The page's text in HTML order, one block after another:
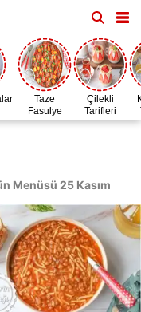
Taze
Fasulye
Zamanı
Çilekli
Tarifleri
Menüsü 25 Kasım